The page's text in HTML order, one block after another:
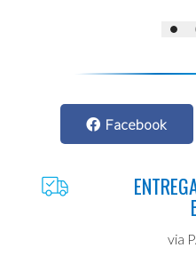
Facebook
via